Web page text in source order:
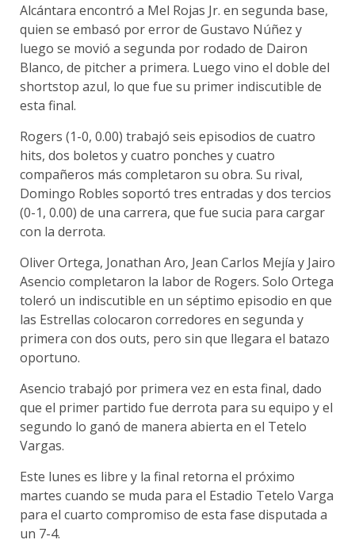
Alcántara encontró a Mel Rojas Jr. en segunda base,
quien se embasó por error de Gustavo Núñez y
luego se movió a segunda por rodado de Dairon
Blanco, de pitcher a primera. Luego vino el doble del
shortstop azul, lo que fue su primer indiscutible de
esta final.
Rogers (1-0, 0.00) trabajó seis episodios de cuatro
hits, dos boletos y cuatro ponches y cuatro
compañeros más completaron su obra. Su rival,
Domingo Robles soportó tres entradas y dos tercios
(0-1, 0.00) de una carrera, que fue sucia para cargar
con la derrota.
Oliver Ortega, Jonathan Aro, Jean Carlos Mejía y Jairo
Asencio completaron la labor de Rogers. Solo Ortega
toleró un indiscutible en un séptimo episodio en que
las Estrellas colocaron corredores en segunda y
primera con dos outs, pero sin que llegara el batazo
oportuno.
Asencio trabajó por primera vez en esta final, dado
que el primer partido fue derrota para su equipo y el
segundo lo ganó de manera abierta en el Tetelo
Vargas.
Este lunes es libre y la final retorna el próximo
martes cuando se muda para el Estadio Tetelo Varga
para el cuarto compromiso de esta fase disputada a
un 7-4.